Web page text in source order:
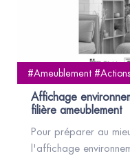
#Ameublement
Affichage
filière ameublement
Pour préparer au
l'affichage